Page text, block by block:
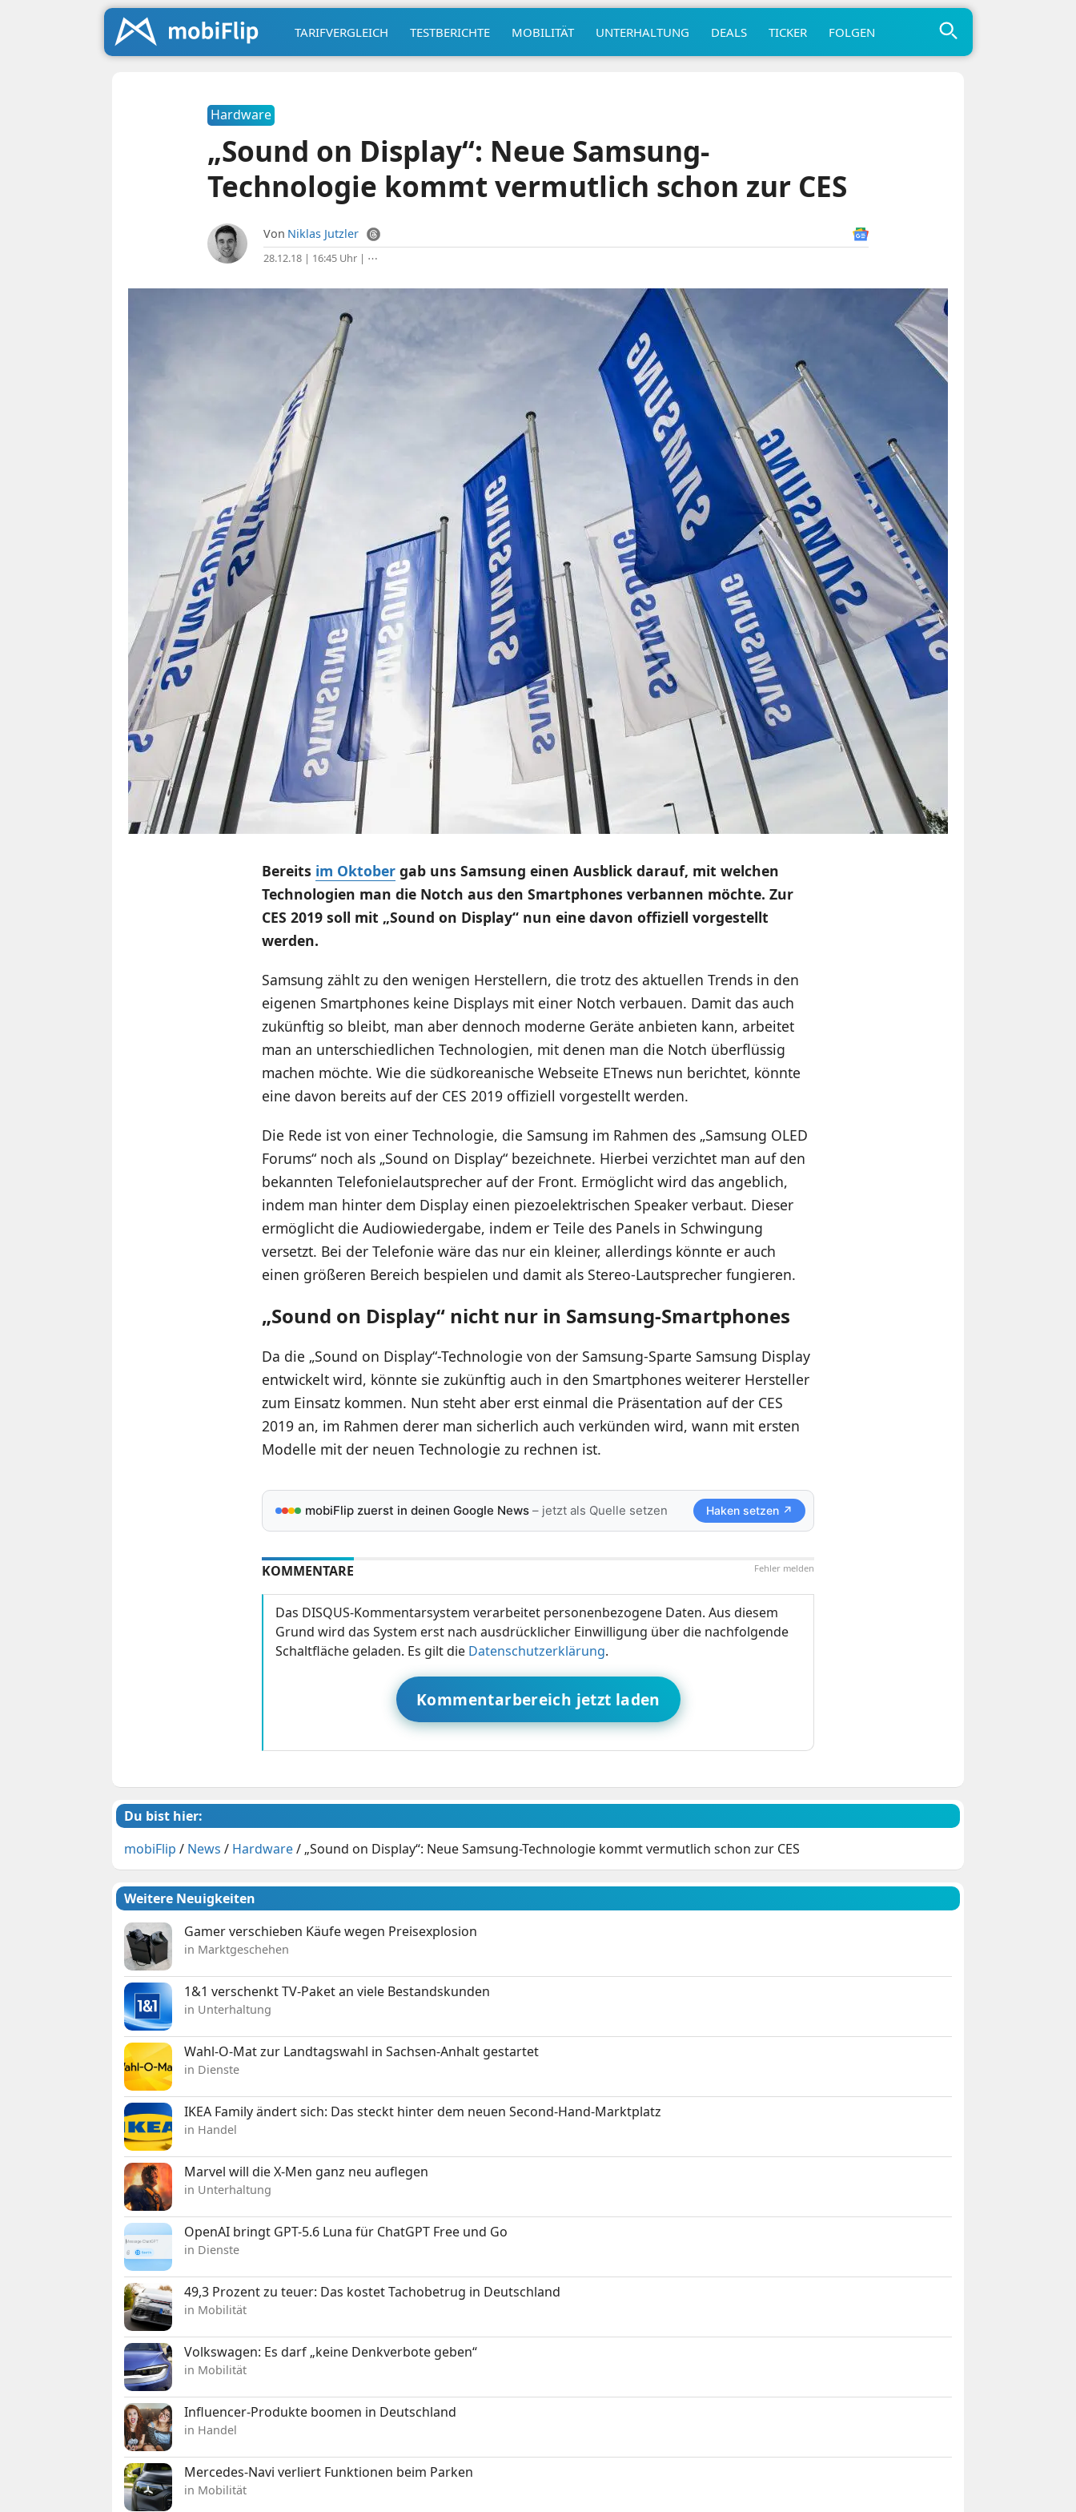
TARIFVERGLEICH TESTBERICHTE MOBILITÄT UNTERHALTUNG DEALS TICKER FOLGEN
Hardware
„Sound on Display“: Neue Samsung-
Technologie kommt vermutlich schon zur CES
Von Niklas Jutzler
28.12.18 | 16:45 Uhr| ⋯
Bereits im Oktobergab uns Samsung einen Ausblick darauf, mit welchen
Technologien man die Notch aus den Smartphones verbannen möchte. Zur
CES 2019 soll mit „Sound on Display“ nun eine davon offiziell vorgestellt
werden.
Samsung zählt zu den wenigen Herstellern, die trotz des aktuellen Trends in den
eigenen Smartphones keine Displays mit einer Notch verbauen. Damit das auch
zukünftig so bleibt, man aber dennoch moderne Geräte anbieten kann, arbeitet
man an unterschiedlichen Technologien, mit denen man die Notch überflüssig
machen möchte. Wie die südkoreanische Webseite ETnews nun berichtet, könnte
eine davon bereits auf der CES 2019 offiziell vorgestellt werden.
Die Rede ist von einer Technologie, die Samsung im Rahmen des „Samsung OLED
Forums“ noch als „Sound on Display“ bezeichnete. Hierbei verzichtet man auf den
bekannten Telefonielautsprecher auf der Front. Ermöglicht wird das angeblich,
indem man hinter dem Display einen piezoelektrischen Speaker verbaut. Dieser
ermöglicht die Audiowiedergabe, indem er Teile des Panels in Schwingung
versetzt. Bei der Telefonie wäre das nur ein kleiner, allerdings könnte er auch
einen größeren Bereich bespielen und damit als Stereo-Lautsprecher fungieren.
„Sound on Display“ nicht nur in Samsung-Smartphones
Da die „Sound on Display“-Technologie von der Samsung-Sparte Samsung Display
entwickelt wird, könnte sie zukünftig auch in den Smartphones weiterer Hersteller
zum Einsatz kommen. Nun steht aber erst einmal die Präsentation auf der CES
2019 an, im Rahmen derer man sicherlich auch verkünden wird, wann mit ersten
Modelle mit der neuen Technologie zu rechnen ist.
mobiFlip zuerst in deinen Google News– jetzt als Quelle setzen Haken setzen ↗
Fehler melden
KOMMENTARE
Das DISQUS-Kommentarsystem verarbeitet personenbezogene Daten. Aus diesem
Grund wird das System erst nach ausdrücklicher Einwilligung über die nachfolgende
Schaltfläche geladen. Es gilt die Datenschutzerklärung.
Kommentarbereich jetzt laden
Du bist hier:
mobiFlip / News / Hardware/ „Sound on Display“: Neue Samsung-Technologie kommt vermutlich schon zur CES
Weitere Neuigkeiten
Gamer verschieben Käufe wegen Preisexplosion
in Marktgeschehen
1&1 verschenkt TV-Paket an viele Bestandskunden
in Unterhaltung
Wahl-O-Mat zur Landtagswahl in Sachsen-Anhalt gestartet
in Dienste
IKEA Family ändert sich: Das steckt hinter dem neuen Second-Hand-Marktplatz
in Handel
Marvel will die X-Men ganz neu auflegen
in Unterhaltung
OpenAI bringt GPT-5.6 Luna für ChatGPT Free und Go
in Dienste
49,3 Prozent zu teuer: Das kostet Tachobetrug in Deutschland
in Mobilität
Volkswagen: Es darf „keine Denkverbote geben“
in Mobilität
Influencer-Produkte boomen in Deutschland
in Handel
Mercedes-Navi verliert Funktionen beim Parken
in Mobilität